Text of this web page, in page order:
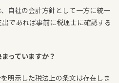
自社の会計方針として一方に統一
であれば事前に税理士に確認する
っていますか？
明示した税法上の条文は存在しま